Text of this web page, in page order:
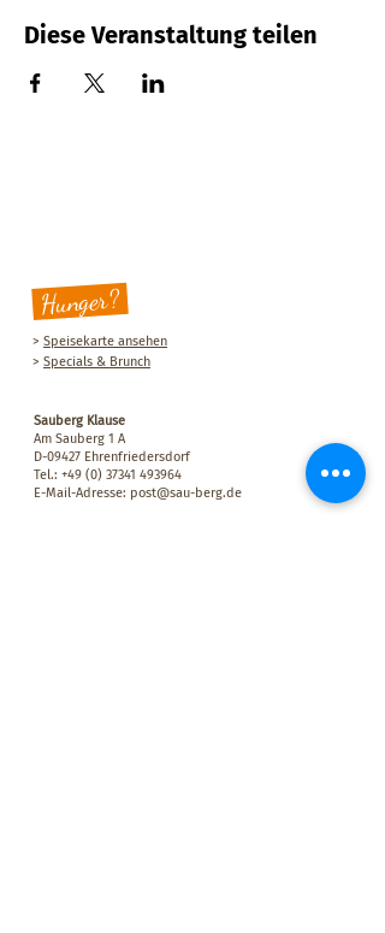
Diese Veranstaltung teilen
Hunger?
> Speisekarte ansehen
> Specials & Brunch
Sauberg Klause
Am Sauberg 1 A
D-09427 Ehrenfriedersdorf
Tel.: +49 (0) 37341 493964
E-Mail-Adresse: post@sau-berg.de